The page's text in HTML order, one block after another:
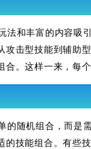
法和丰富的内容吸
攻击型技能到辅助
合。这样一来，每
的随机组合，而是
的技能组合。有些